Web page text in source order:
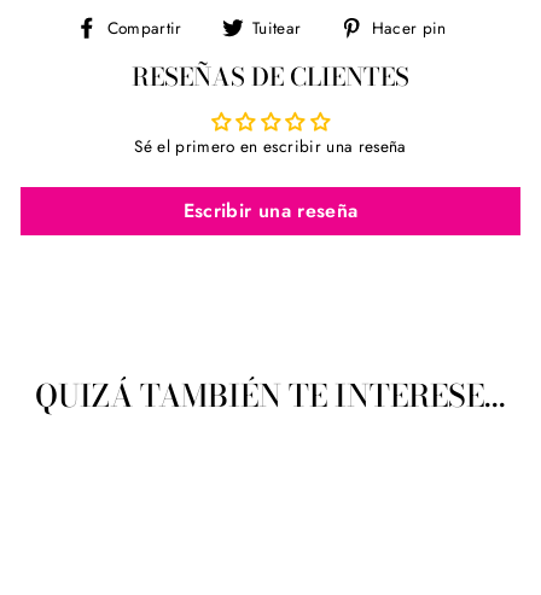
Compartir
Compartir
Facebook
Tuitear
Tuitear
Twitter
Hacer pin
RESEÑAS DE CLIENTES
Sé el primero en escribir una reseña
Escribir una reseña
QUIZÁ TAMBIÉN TE INTERESE...